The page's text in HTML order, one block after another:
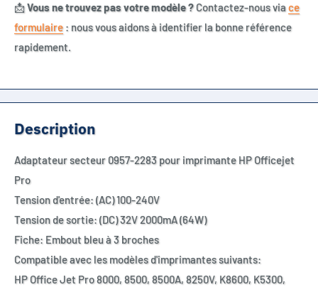
📩Vous ne trouvez pas votre modèle ?Contactez-nous viace
formulaire : nous vous aidons à identifier la bonne référence
rapidement.
Description
Adaptateur secteur 0957-2283 pour imprimante HP Officejet
Pro
Tension d'entrée: (AC) 100-240V
Tension de sortie: (DC) 32V 2000mA (64W)
Fiche: Embout bleu à 3 broches
Compatible avec les modèles d'imprimantes suivants:
HP Office Jet Pro 8000, 8500, 8500A, 8250V, K8600, K5300,